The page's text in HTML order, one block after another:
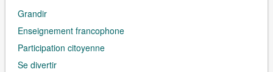
Grandir
Enseignement francophone
Participation citoyenne
Se divertir